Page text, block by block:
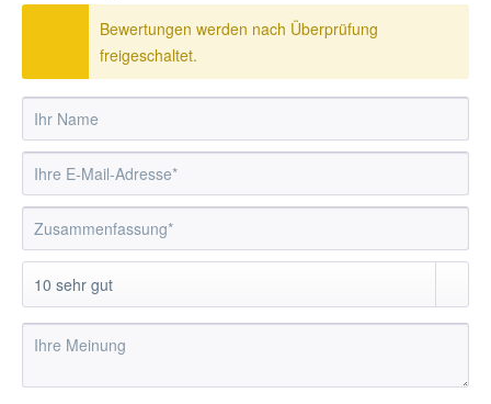
Bewertungen werden nach Überprüfung
freigeschaltet.